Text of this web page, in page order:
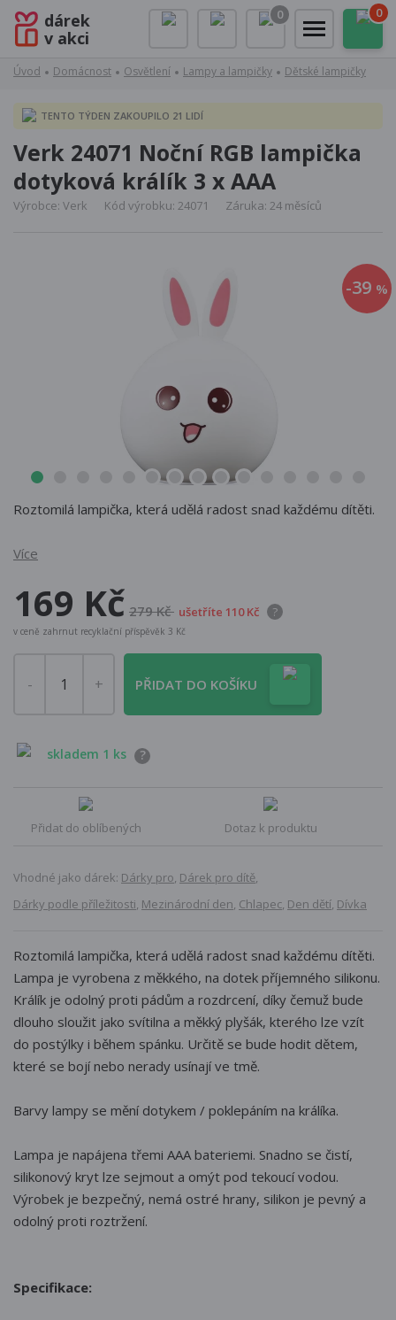
dárek
v akci
0 0
Úvod Domácnost Osvětlení Lampy a lampičky Dětské lampičky
TENTO TÝDEN ZAKOUPILO 21 LIDÍ
Verk 24071 Noční RGB lampička
dotyková králík 3 x AAA
Výrobce: Verk Kód výrobku: 24071 Záruka: 24 měsíců
-39 %
Roztomilá lampička, která udělá radost snad každému dítěti.
Více
169 Kč 279 Kč ušetříte 110 Kč ?
v ceně zahrnut recyklační příspěvěk 3 Kč
PŘIDAT DO KOŠÍKU
skladem 1 ks ?
Přidat do oblíbených Dotaz k produktu
Vhodné jako dárek: Dárky pro, Dárek pro dítě,
Dárky podle příležitosti, Mezinárodní den, Chlapec, Den dětí, Dívka
Roztomilá lampička, která udělá radost snad každému dítěti.
Lampa je vyrobena z měkkého, na dotek příjemného silikonu.
Králík je odolný proti pádům a rozdrcení, díky čemuž bude
dlouho sloužit jako svítilna a měkký plyšák, kterého lze vzít
do postýlky i během spánku. Určitě se bude hodit dětem,
které se bojí nebo nerady usínají ve tmě.
Barvy lampy se mění dotykem / poklepáním na králíka.
Lampa je napájena třemi AAA bateriemi. Snadno se čistí,
silikonový kryt lze sejmout a omýt pod tekoucí vodou.
Výrobek je bezpečný, nemá ostré hrany, silikon je pevný a
odolný proti roztržení.
Specifikace: